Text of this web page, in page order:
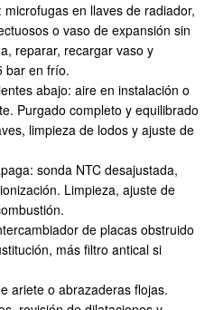
en llaves de radiador,
o vaso de expansión sin
reparar, recargar vaso y
bar en frío.
abajo: aire en instalación o
Purgado completo y equilibrado
limpieza de lodos y ajuste de
sonda NTC desajustada,
Limpieza, ajuste de
de placas obstruido
más filtro antical si
ariete o abrazaderas flojas.